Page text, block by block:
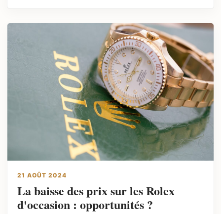
21 AOÛT 2024
La baisse des prix sur les Rolex
d'occasion : opportunités ?